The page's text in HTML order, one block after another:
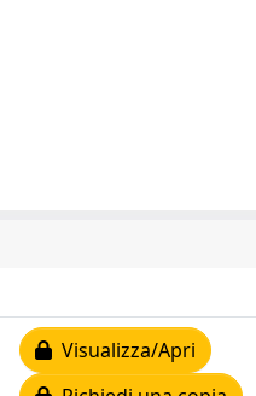
Visualizza/Apri